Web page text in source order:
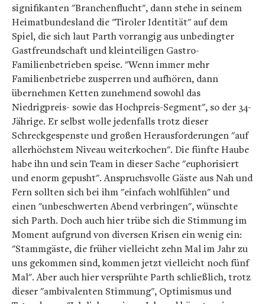
signifikanten "Branchenflucht", dann stehe in seinem
Heimatbundesland die "Tiroler Identität" auf dem
Spiel, die sich laut Parth vorrangig aus unbedingter
Gastfreundschaft und kleinteiligen Gastro-
Familienbetrieben speise. "Wenn immer mehr
Familienbetriebe zusperren und aufhören, dann
übernehmen Ketten zunehmend sowohl das
Niedrigpreis- sowie das Hochpreis-Segment", so der 34-
Jährige. Er selbst wolle jedenfalls trotz dieser
Schreckgespenste und großen Herausforderungen "auf
allerhöchstem Niveau weiterkochen". Die fünfte Haube
habe ihn und sein Team in dieser Sache "euphorisiert
und enorm gepusht". Anspruchsvolle Gäste aus Nah und
Fern sollten sich bei ihm "einfach wohlfühlen" und
einen "unbeschwerten Abend verbringen", wünschte
sich Parth. Doch auch hier trübe sich die Stimmung im
Moment aufgrund von diversen Krisen ein wenig ein:
"Stammgäste, die früher vielleicht zehn Mal im Jahr zu
uns gekommen sind, kommen jetzt vielleicht noch fünf
Mal". Aber auch hier versprühte Parth schließlich, trotz
dieser "ambivalenten Stimmung", Optimismus und